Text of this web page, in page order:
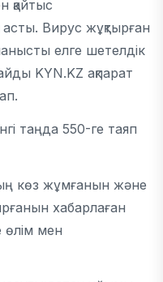
қайтыс
Вирус жұқтырған
елге шетелдік
KYN.KZ ақпарат
таңда 550-ге таяп
көз жұмғанын және
хабарлаған
өлім мен